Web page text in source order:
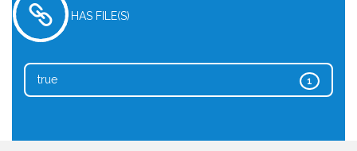
HAS FILE(S)
1
true